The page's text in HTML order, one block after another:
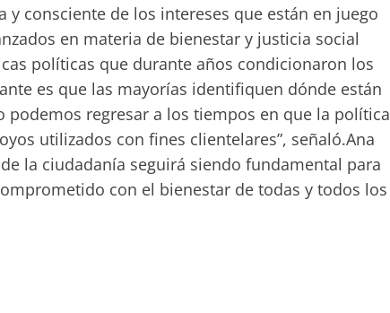
consciente de los intereses que están en juego
en materia de bienestar y justicia social
políticas que durante años condicionaron los
es que las mayorías identifiquen dónde están
podemos regresar a los tiempos en que la política
utilizados con fines clientelares”, señaló.Ana
la ciudadanía seguirá siendo fundamental para
con el bienestar de todas y todos los